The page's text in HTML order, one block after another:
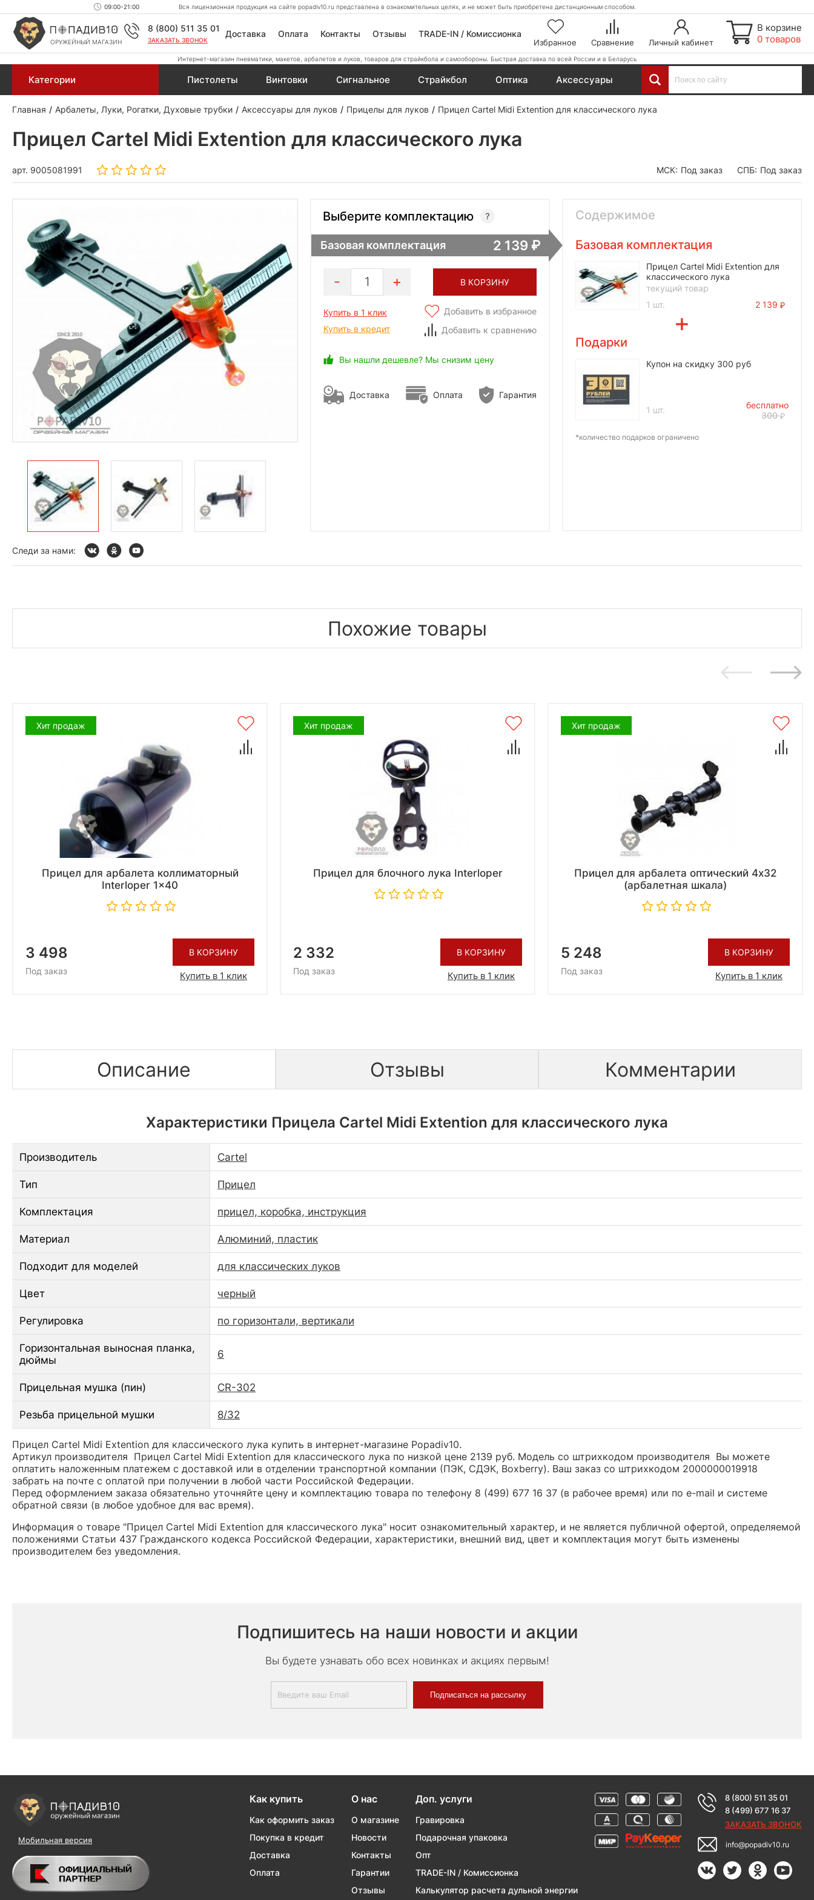
09:00-21:00 Вся лицензионная продукция на сайте popadiv10.ru представлена в ознакомительных целях, и не может быть приобретена дистанционным способом.
ОРУЖЕЙНЫЙ МАГАЗИН
8 (800) 511 35 01
ЗАКАЗАТЬ ЗВОНОК
Доставка Оплата Контакты Отзывы TRADE-IN / Комиссионка
Избранное Сравнение Личный кабинет
В корзине
0 товаров
Интернет-магазин пневматики, макетов, арбалетов и луков, товаров для страйкбола и самообороны. Быстрая доставка по всей России и в Беларусь
Категории Пистолеты Винтовки Сигнальное Страйкбол Оптика Аксессуары
Главная Арбалеты, Луки, Рогатки, Духовые трубки Аксессуары для луков Прицелы для луков Прицел Cartel Midi Extention для классического лука
Прицел Cartel Midi Extention для классического лука
арт. 9005081991 МСК: Под заказ СПБ: Под заказ
Выберите комплектацию
Базовая комплектация 2 139
1 В КОРЗИНУ
Купить в 1 клик
Купить в кредит
Добавить в избранное
Добавить к сравнению
Вы нашли дешевле? Мы снизим цену
Доставка Оплата Гарантия
Содержимое
Базовая комплектация
Прицел Cartel Midi Extention для
классического лука
текущий товар
1 шт.
2 139
Подарки
Купон на скидку 300 руб
1 шт.
бесплатно
300
*количество подарков ограничено
Следи за нами:
Похожие товары
Хит продаж
Прицел для арбалета коллиматорный
Interloper 1x40
3 498
Под заказ
В КОРЗИНУ
Купить в 1 клик
Хит продаж
Прицел для блочного лука Interloper
2 332
Под заказ
В КОРЗИНУ
Купить в 1 клик
Хит продаж
Прицел для арбалета оптический 4х32
(арбалетная шкала)
5 248
Под заказ
В КОРЗИНУ
Купить в 1 клик
Описание Отзывы Комментарии
Характеристики Прицела Cartel Midi Extention для классического лука
Производитель Cartel
Тип Прицел
Комплектация прицел, коробка, инструкция
Материал Алюминий, пластик
Подходит для моделей для классических луков
Цвет черный
Регулировка по горизонтали, вертикали
Горизонтальная выносная планка,
дюймы
6
Прицельная мушка (пин) CR-302
Резьба прицельной мушки 8/32
Прицел Cartel Midi Extention для классического лука купить в интернет-магазине Popadiv10.
Артикул производителя Прицел Cartel Midi Extention для классического лука по низкой цене 2139 руб. Модель со штрихкодом производителя Вы можете
оплатить наложенным платежем с доставкой или в отделении транспортной компании (ПЭК, СДЭК, Boxberry). Ваш заказ со штрихкодом 2000000019918
забрать на почте с оплатой при получении в любой части Российской Федерации.
Перед оформлением заказа обязательно уточняйте цену и комплектацию товара по телефону 8 (499) 677 16 37 (в рабочее время) или по e-mail и системе
обратной связи (в любое удобное для вас время).
Информация о товаре "Прицел Cartel Midi Extention для классического лука" носит ознакомительный характер, и не является публичной офертой, определяемой
положениями Статьи 437 Гражданского кодекса Российской Федерации, характеристики, внешний вид, цвет и комплектация могут быть изменены
производителем без уведомления.
Подпишитесь на наши новости и акции
Вы будете узнавать обо всех новинках и акциях первым!
Подписаться на рассылку
Мобильная версия
Как купить
Как оформить заказ
Покупка в кредит
Доставка
Оплата
О нас
О магазине
Новости
Контакты
Гарантии
Отзывы
Доп. услуги
Гравировка
Подарочная упаковка
Опт
TRADE-IN / Комиссионка
Калькулятор расчета дульной энергии
8 (800) 511 35 01
8 (499) 677 16 37
ЗАКАЗАТЬ ЗВОНОК
info@popadiv10.ru